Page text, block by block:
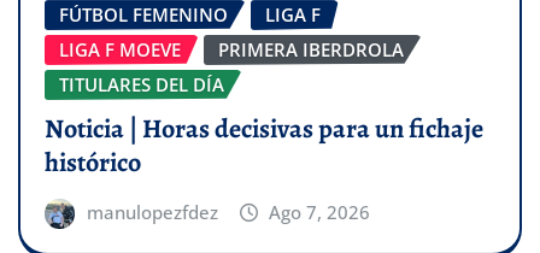
FÚTBOL FEMENINO
LIGA F
LIGA F MOEVE
PRIMERA IBERDROLA
TITULARES DEL DÍA
Noticia | Horas decisivas para un fichaje
histórico
manulopezfdez Ago 7, 2026